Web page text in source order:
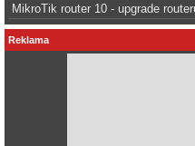
MikroTik router 10 - upgrade
Reklama